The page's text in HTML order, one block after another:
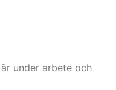
under arbete och